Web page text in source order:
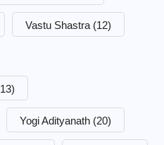
Vastu Shastra (12)
Yogi Adityanath (20)